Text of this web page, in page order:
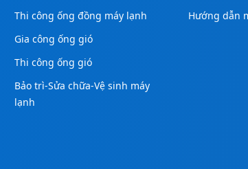
Thi công ống đồng máy lạnh
Gia công ống gió
Thi công ống gió
Bảo trì-Sửa chữa-Vệ sinh máy
lạnh
Hướng dẫn